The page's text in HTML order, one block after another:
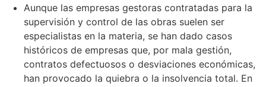
Aunque las empresas gestoras contratadas para la
supervisión y control de las obras suelen ser
especialistas en la materia, se han dado casos
históricos de empresas que, por mala gestión,
contratos defectuosos o desviaciones económicas,
han provocado la quiebra o la insolvencia total. En